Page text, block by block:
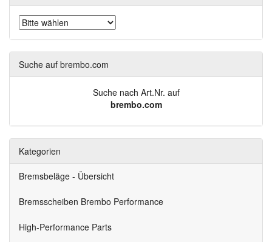
Suche auf brembo.com
Suche nach Art.Nr. auf
brembo.com
Kategorien
Bremsbeläge - Übersicht
Bremsscheiben Brembo Performance
High-Performance Parts